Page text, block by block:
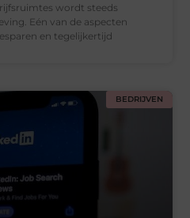
wordt steeds
Eén van de aspecten
en tegelijkertijd
BEDRIJVEN